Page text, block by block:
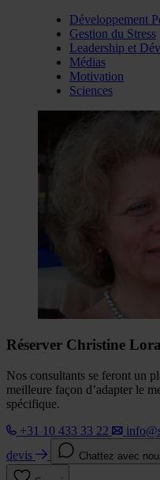
Développement
Gestion du Stress
Leadership et
Médias
Motivation
Sciences
Réserver Christine
Nos consultants se feront un
meilleure façon d’adapter le
spécifique.
+31 10 433 33 22
devis
Chattez avec